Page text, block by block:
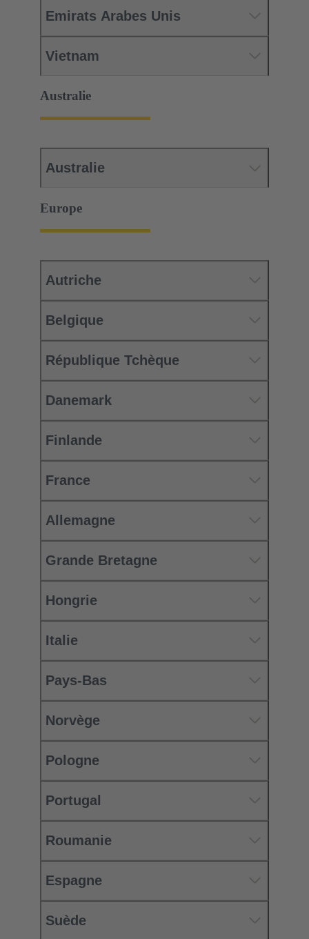
Emirats Arabes Unis
Vietnam
Australie
Australie
Europe
Autriche
Belgique
République Tchèque
Danemark
Finlande
France
Allemagne
Grande Bretagne
Hongrie
Italie
Pays-Bas
Norvège
Pologne
Portugal
Roumanie
Espagne
Suède